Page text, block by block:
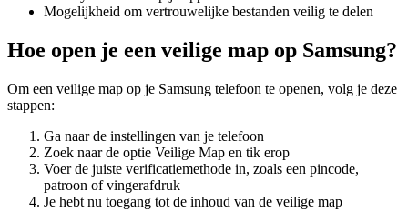
Mogelijkheid om vertrouwelijke bestanden veilig te delen
Hoe open je een veilige map op Samsung?
Om een veilige map op je Samsung telefoon te openen, volg je deze
stappen:
Ga naar de instellingen van je telefoon
Zoek naar de optie Veilige Map en tik erop
Voer de juiste verificatiemethode in, zoals een pincode,
patroon of vingerafdruk
Je hebt nu toegang tot de inhoud van de veilige map